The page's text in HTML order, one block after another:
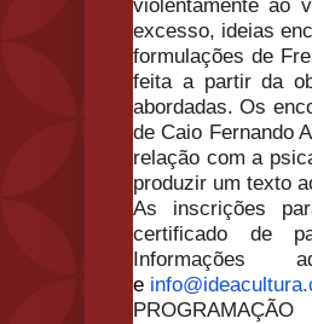
violentamente ao
excesso, ideias
formulações de
feita a partir da
abordadas. Os
de Caio Fernando
relação com a
produzir um texto
As inscrições
certificado de
e
PROGRAMAÇÃO